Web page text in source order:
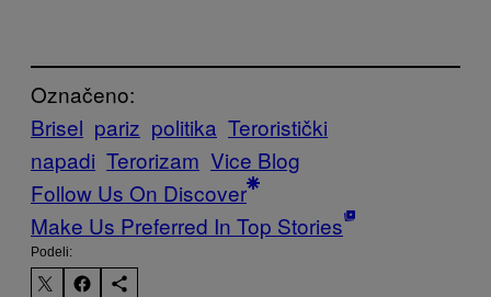
Označeno:
Brisel pariz politika Teroristički
napadi Terorizam Vice Blog
Follow Us On Discover
Make Us Preferred In Top Stories
Podeli: